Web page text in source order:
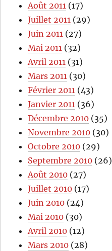
Août 2011 (17)
Juillet 2011 (29)
Juin 2011 (27)
Mai 2011 (32)
Avril 2011 (31)
Mars 2011 (30)
Février 2011 (43)
Janvier 2011 (36)
Décembre 2010 (35)
Novembre 2010 (30)
Octobre 2010 (29)
Septembre 2010 (26)
Août 2010 (27)
Juillet 2010 (17)
Juin 2010 (24)
Mai 2010 (30)
Avril 2010 (12)
Mars 2010 (28)